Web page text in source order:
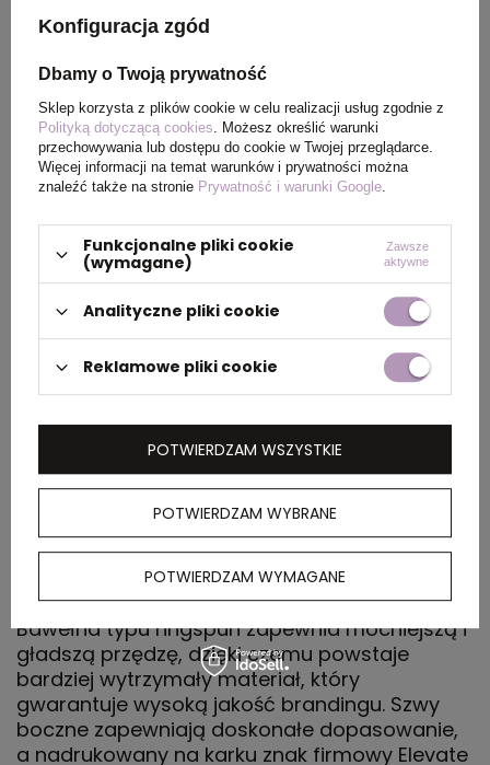
biały
PAKOWANIE
Wymiary
kartonu
zewnętrznego
38 x 58 x 19 cm,42 x 63 x
18 cm
Waga
kartonu
zewnętrznego
9 kg,12 kg
OPIS
wykonany z bawełny o gramaturze 160 g/m2
jest idealny na każdą okazję i stanowi
wygodny dodatek do każdej garderoby.
Bawełna typu ringspun zapewnia mocniejszą i
gładszą przędzę, dzięki czemu powstaje
bardziej wytrzymały materiał, który
gwarantuje wysoką jakość brandingu. Szwy
boczne zapewniają doskonałe dopasowanie,
a nadrukowany na karku znak firmowy Elevate
Konfiguracja zgód
Dbamy o Twoją prywatność
Sklep korzysta z plików cookie w celu realizacji usług zgodnie z
Polityką dotyczącą cookies. Możesz określić warunki
przechowywania lub dostępu do cookie w Twojej przeglądarce.
Więcej informacji na temat warunków i prywatności można
znaleźć także na stronie Prywatność i warunki Google.
Funkcjonalne pliki cookie
(wymagane)
Zawsze
aktywne
Analityczne pliki cookie
Reklamowe pliki cookie
POTWIERDZAM WYBRANE
POTWIERDZAM WYMAGANE
POTWIERDZAM WSZYSTKIE